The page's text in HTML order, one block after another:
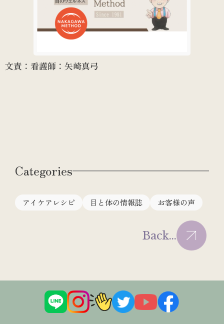
文責：看護師：矢崎真弓
Categories
アイケアレシピ 目と体の情報誌 お客様の声
Back...